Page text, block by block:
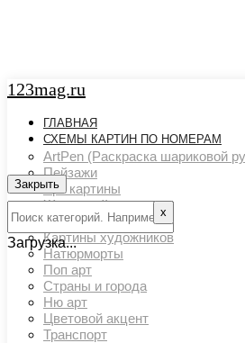
123mag.ru
ГЛАВНАЯ
СХЕМЫ КАРТИН ПО НОМЕРАМ
ArtPen (Раскраска шариковой
Пейзажи
Арт картины
Животный мир
Люди
Картины художников
Натюрморты
Поп арт
Страны и города
Ню арт
Цветовой акцент
Транспорт
Закрыть
х
Загрузка...